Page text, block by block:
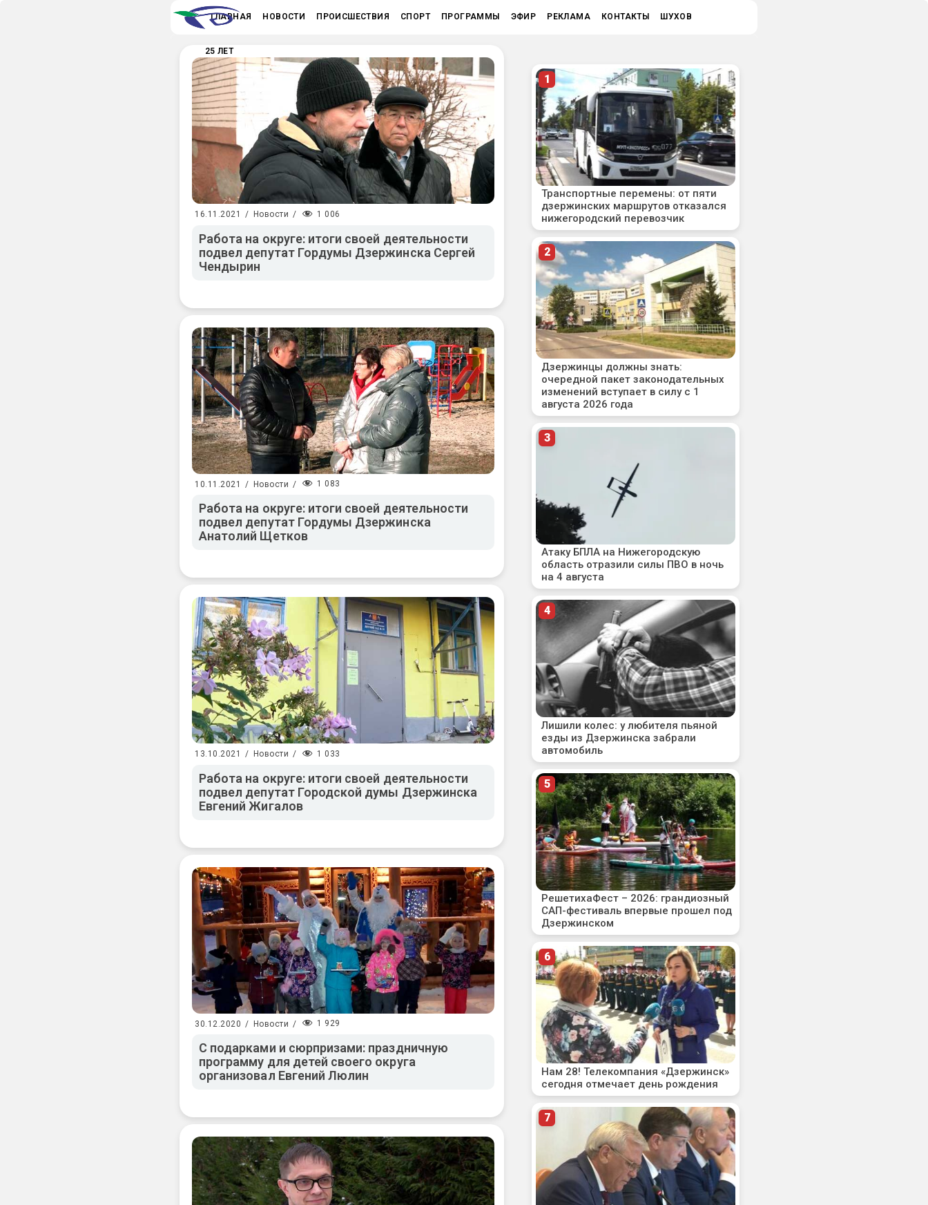
ГЛАВНАЯ НОВОСТИ ПРОИСШЕСТВИЯ СПОРТ ПРОГРАММЫ ЭФИР РЕКЛАМА КОНТАКТЫ ШУХОВ
25 ЛЕТ
16.11.2021 / Новости / 1 006
Работа на округе: итоги своей деятельности
подвел депутат Гордумы Дзержинска Сергей
Чендырин
10.11.2021 / Новости / 1 083
Работа на округе: итоги своей деятельности
подвел депутат Гордумы Дзержинска
Анатолий Щетков
13.10.2021 / Новости / 1 033
Работа на округе: итоги своей деятельности
подвел депутат Городской думы Дзержинска
Евгений Жигалов
30.12.2020 / Новости / 1 929
С подарками и сюрпризами: праздничную
программу для детей своего округа
организовал Евгений Люлин